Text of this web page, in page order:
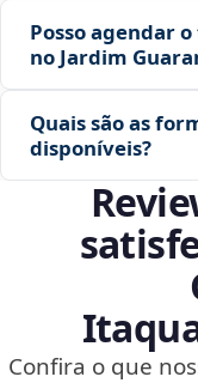
Posso agendar
no Jardim
Quais são as
disponíveis?
Confira o que